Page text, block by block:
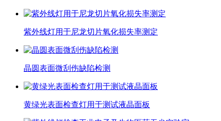
紫外线灯用于尼龙切片氧化损失率测定
晶圆表面微刮伤缺陷检测
黄绿光表面检查灯用于测试液晶面板